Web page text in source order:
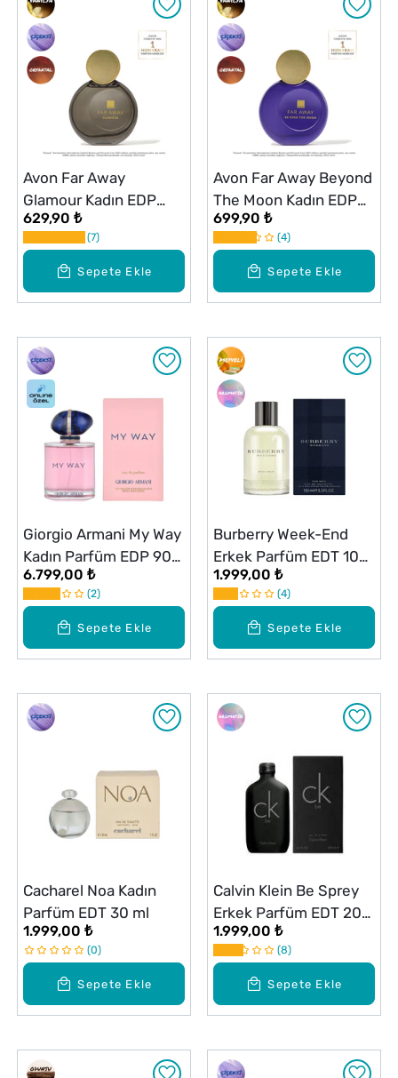
Sepete Ekle
Avon Far Away
Glamour Kadın EDP
Parfüm 50 ml
629,90 ₺
7
Sepete Ekle
Avon Far Away Beyond
The Moon Kadın EDP
Parfüm 50 ml
699,90 ₺
4
Sepete Ekle
Giorgio Armani My Way
Kadın Parfüm EDP 90
ml
6.799,00 ₺
2
Sepete Ekle
Burberry Week-End
Erkek Parfüm EDT 100
ml
1.999,00 ₺
4
Sepete Ekle
Cacharel Noa Kadın
Parfüm EDT 30 ml
1.999,00 ₺
0
Sepete Ekle
Calvin Klein Be Sprey
Erkek Parfüm EDT 200
ml
1.999,00 ₺
8